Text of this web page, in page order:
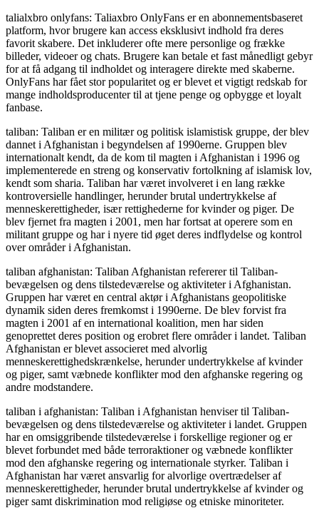
talialxbro onlyfans: Taliaxbro OnlyFans er en abonnementsbaseret
platform, hvor brugere kan access eksklusivt indhold fra deres
favorit skabere. Det inkluderer ofte mere personlige og frække
billeder, videoer og chats. Brugere kan betale et fast månedligt gebyr
for at få adgang til indholdet og interagere direkte med skaberne.
OnlyFans har fået stor popularitet og er blevet et vigtigt redskab for
mange indholdsproducenter til at tjene penge og opbygge et loyalt
fanbase.
taliban: Taliban er en militær og politisk islamistisk gruppe, der blev
dannet i Afghanistan i begyndelsen af 1990erne. Gruppen blev
internationalt kendt, da de kom til magten i Afghanistan i 1996 og
implementerede en streng og konservativ fortolkning af islamisk lov,
kendt som sharia. Taliban har været involveret i en lang række
kontroversielle handlinger, herunder brutal undertrykkelse af
menneskerettigheder, især rettighederne for kvinder og piger. De
blev fjernet fra magten i 2001, men har fortsat at operere som en
militant gruppe og har i nyere tid øget deres indflydelse og kontrol
over områder i Afghanistan.
taliban afghanistan: Taliban Afghanistan refererer til Taliban-
bevægelsen og dens tilstedeværelse og aktiviteter i Afghanistan.
Gruppen har været en central aktør i Afghanistans geopolitiske
dynamik siden deres fremkomst i 1990erne. De blev forvist fra
magten i 2001 af en international koalition, men har siden
genoprettet deres position og erobret flere områder i landet. Taliban
Afghanistan er blevet associeret med alvorlig
menneskerettighedskrænkelse, herunder undertrykkelse af kvinder
og piger, samt væbnede konflikter mod den afghanske regering og
andre modstandere.
taliban i afghanistan: Taliban i Afghanistan henviser til Taliban-
bevægelsen og dens tilstedeværelse og aktiviteter i landet. Gruppen
har en omsiggribende tilstedeværelse i forskellige regioner og er
blevet forbundet med både terroraktioner og væbnede konflikter
mod den afghanske regering og internationale styrker. Taliban i
Afghanistan har været ansvarlig for alvorlige overtrædelser af
menneskerettigheder, herunder brutal undertrykkelse af kvinder og
piger samt diskrimination mod religiøse og etniske minoriteter.